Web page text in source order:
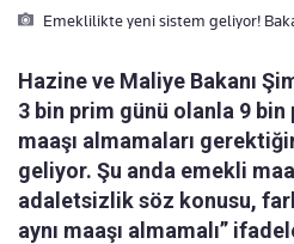
Emeklilikte yeni sistem geliyor!
Hazine ve Maliye Bakanı
3 bin prim günü olanla 9 bin
maaşı almamaları
geliyor. Şu anda emekli
adaletsizlik söz konusu,
aynı maaşı almamalı”